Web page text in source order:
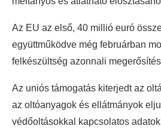
Az EU az első, 40 millió euró
együttműködve még februárban
felkészültség azonnali
Az uniós támogatás kiterjedt az
az oltóanyagok és ellátmányok
védőoltásokkal kapcsolatos